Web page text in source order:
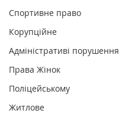
Спортивне право
Корупційне
Адміністративі порушення
Права Жінок
Поліцейському
Житлове